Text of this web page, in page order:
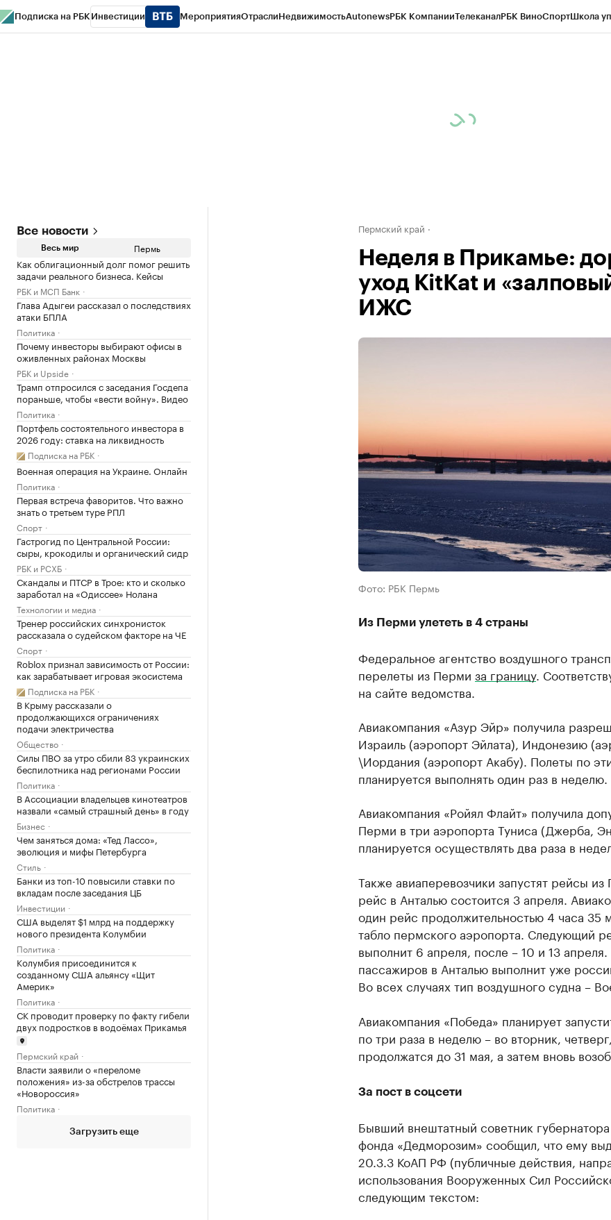
Подписка на РБК Инвестиции МероприятияОтраслиНедвижимостьAutonewsРБК КомпанииТелеканалРБК ВиноСпортШкола
Все новости
Весь мир Пермь
Как облигационный долг помог решить
задачи реального бизнеса. Кейсы
РБК и МСП Банк
Глава Адыгеи рассказал о последствиях
атаки БПЛА
Политика
Почему инвесторы выбирают офисы в
оживленных районах Москвы
РБК и Upside
Трамп отпросился с заседания Госдепа
пораньше, чтобы «вести войну». Видео
Политика
Портфель состоятельного инвестора в
2026 году: ставка на ликвидность
Подписка на РБК
Военная операция на Украине. Онлайн
Политика
Первая встреча фаворитов. Что важно
знать о третьем туре РПЛ
Спорт
Гастрогид по Центральной России:
сыры, крокодилы и органический сидр
РБК и РСХБ
Скандалы и ПТСР в Трое: кто и сколько
заработал на «Одиссее» Нолана
Технологии и медиа
Тренер российских синхронисток
рассказала о судейском факторе на ЧЕ
Спорт
Roblox признал зависимость от России:
как зарабатывает игровая экосистема
Подписка на РБК
В Крыму рассказали о
продолжающихся ограничениях
подачи электричества
Общество
Силы ПВО за утро сбили 83 украинских
беспилотника над регионами России
Политика
В Ассоциации владельцев кинотеатров
назвали «самый страшный день» в году
Бизнес
Чем заняться дома: «Тед Лассо»,
эволюция и мифы Петербурга
Стиль
Банки из топ-10 повысили ставки по
вкладам после заседания ЦБ
Инвестиции
США выделят $1 млрд на поддержку
нового президента Колумбии
Политика
Колумбия присоединится к
созданному США альянсу «Щит
Америк»
Политика
СК проводит проверку по факту гибели
двух подростков в водоёмах Прикамья
Пермский край
Власти заявили о «переломе
положения» из-за обстрелов трассы
«Новороссия»
Политика
Загрузить еще
Пермский край
Неделя в Прикамье:
уход KitKat и
ИЖС
Фото: РБК Пермь
Из Перми улететь в 4 страны
Федеральное агентство воздушного
перелеты из Перми за границу.
на сайте ведомства.
Авиакомпания «Азур Эйр» получила
Израиль (аэропорт Эйлата), Индонезию
\Иордания (аэропорт Акабу). Полеты по
планируется выполнять один раз в неделю.
Авиакомпания «Ройял Флайт» получила
Перми в три аэропорта Туниса (Джерба,
планируется осуществлять два раза в
Также авиаперевозчики запустят рейсы
рейс в Анталью состоится 3 апреля.
один рейс продолжительностью 4 часа 35
табло пермского аэропорта. Следующий
выполнит 6 апреля, после – 10 и 13
пассажиров в Анталью выполнит уже
Во всех случаях тип воздушного судна –
Авиакомпания «Победа» планирует
по три раза в неделю – во вторник,
продолжатся до 31 мая, а затем вновь
За пост в соцсети
Бывший внештатный советник губернатора
фонда «Дедморозим» сообщил, что ему
20.3.3 КоАП РФ (публичные действия,
использования Вооруженных Сил
следующим текстом: